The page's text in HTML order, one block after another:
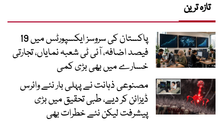
تازہ ترین
پاکستان کی سروسز ایکسپورٹس میں 19
فیصد اضافہ، آئی ٹی شعبہ نمایاں، تجارتی
خسارے میں بھی بڑی کمی
مصنوعی ذہانت نے پہلی بار نئے وائرس
ڈیزائن کر دیے، طبی تحقیق میں بڑی
پیشرفت لیکن نئے خطرات بھی